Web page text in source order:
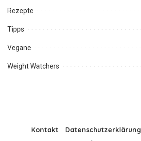
Rezepte
Tipps
Vegane
Weight Watchers
Kontakt Datenschutzerklärung